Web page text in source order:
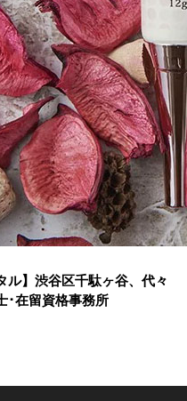
ル】渋谷区千駄ヶ谷、代々
･在留資格事務所